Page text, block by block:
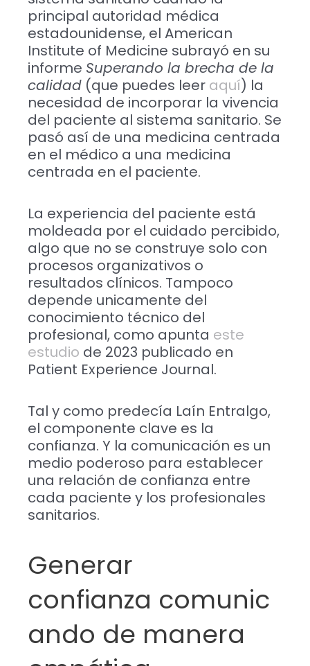
principal autoridad médica
estadounidense, el American
Institute of Medicine subrayó en su
informe Superando la brecha de la
calidad (que puedes leer aquí) la
necesidad de incorporar la vivencia
del paciente al sistema sanitario. Se
pasó así de una medicina centrada
en el médico a una medicina
centrada en el paciente.
La experiencia del paciente está
moldeada por el cuidado percibido,
algo que no se construye solo con
procesos organizativos o
resultados clínicos. Tampoco
depende unicamente del
conocimiento técnico del
profesional, como apunta este
estudio de 2023 publicado en
Patient Experience Journal.
Tal y como predecía Laín Entralgo,
el componente clave es la
confianza. Y la comunicación es un
medio poderoso para establecer
una relación de confianza entre
cada paciente y los profesionales
sanitarios.
Generar
confianza comunic
ando de manera